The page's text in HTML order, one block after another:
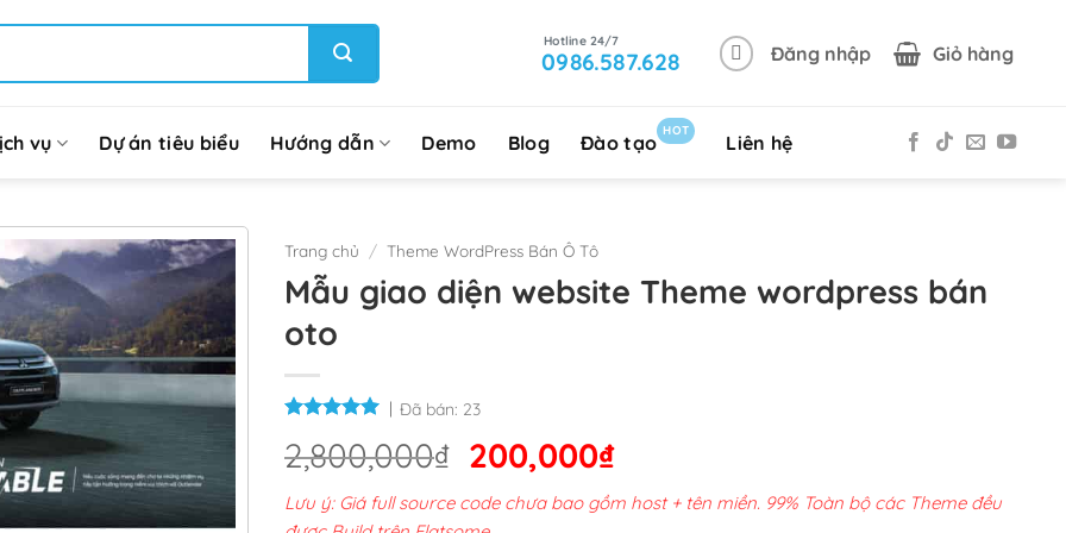
0986.587.628 Đăng nhập Giỏ hàng
vụ Dự án tiêu biểu Hướng dẫn Demo Blog Đào tạo
HOT
Liên hệ
Trang chủ / Theme WordPress Bán Ô Tô
Mẫu giao diện website Theme wordpress bán
oto
Đã bán: 23
2,800,000₫ Giá
gốc
là:
200,000₫Giá
hiện
tại
Lưu ý: Giá full source code chưa bao gồm host + tên miền. 99% Toàn bộ các Theme đều